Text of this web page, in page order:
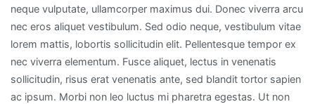
neque vulputate, ullamcorper maximus dui. Donec viverra arcu
nec eros aliquet vestibulum. Sed odio neque, vestibulum vitae
lorem mattis, lobortis sollicitudin elit. Pellentesque tempor ex
nec viverra elementum. Fusce aliquet, lectus in venenatis
sollicitudin, risus erat venenatis ante, sed blandit tortor sapien
ac ipsum. Morbi non leo luctus mi pharetra egestas. Ut non